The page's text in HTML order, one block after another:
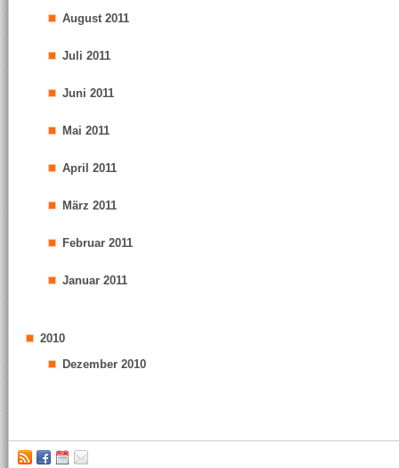
August 2011
Juli 2011
Juni 2011
Mai 2011
April 2011
März 2011
Februar 2011
Januar 2011
2010
Dezember 2010